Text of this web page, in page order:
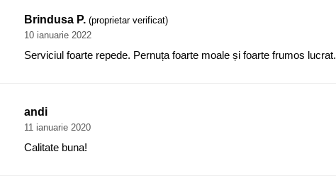
Brindusa P. (proprietar verificat)
10 ianuarie 2022
Serviciul foarte repede. Pernuța foarte moale și foarte frumos lucrat.
andi
11 ianuarie 2020
Calitate buna!